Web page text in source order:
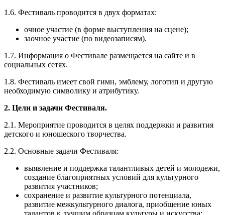
1.6. Фестиваль проводится в двух форматах:
очное участие (в форме выступления на сцене);
заочное участие (по видеозаписям).
1.7. Информация о Фестивале размещается на сайте и в
социальных сетях.
1.8. Фестиваль имеет свой гимн, эмблему, логотип и другую
необходимую символику и атрибутику.
2. Цели и задачи Фестиваля.
2.1. Мероприятие проводится в целях поддержки и развития
детского и юношеского творчества.
2.2. Основные задачи Фестиваля:
выявление и поддержка талантливых детей и молодежи,
создание благоприятных условий для культурного
развития участников;
сохранение и развитие культурного потенциала,
развитие межкультурного диалога, приобщение юных
талантов к лучшим образцам культуры и искусства;